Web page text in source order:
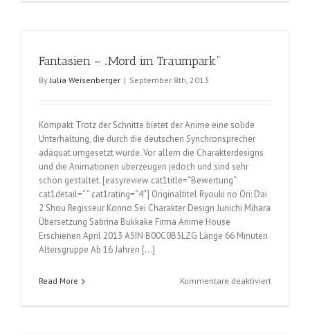
Fantasien – „Mord im Traumpark“
ByJulia Weisenberger | September 8th, 2013
Kompakt Trotz der Schnitte bietet der Anime eine solide
Unterhaltung, die durch die deutschen Synchronsprecher
adäquat umgesetzt wurde. Vor allem die Charakterdesigns
und die Animationen überzeugen jedoch und sind sehr
schön gestaltet. [easyreview cat1title=“Bewertung“
cat1detail=“ “ cat1rating=“4″] Originaltitel Ryouki no Ori: Dai
2 Shou Regisseur Konno Sei Charakter Design Junichi Mihara
Übersetzung Sabrina Bukkake Firma Anime House
Erschienen April 2013 ASIN B00C0B5LZG Länge 66 Minuten
Altersgruppe Ab 16 Jahren […]
Read More Kommentare deaktiviertfür